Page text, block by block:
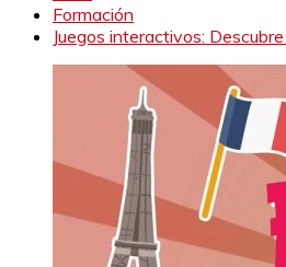
Formación
Juegos interactivos: